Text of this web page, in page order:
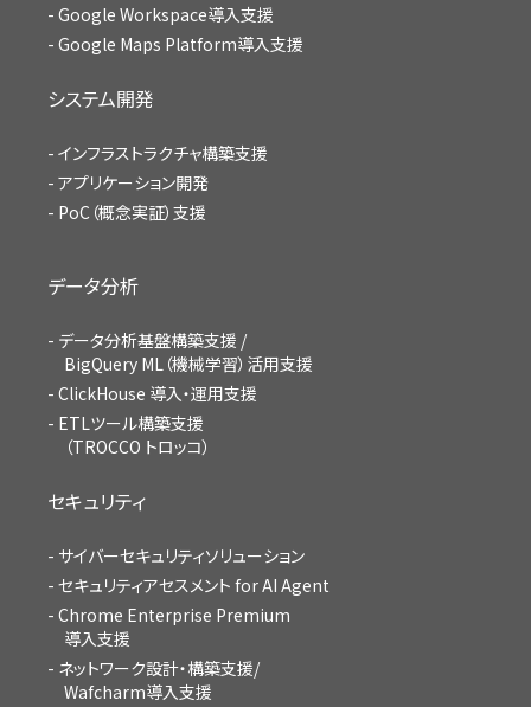
Google Workspace導入支援
Google Maps Platform導入支援
システム開発
インフラストラクチャ構築支援
アプリケーション開発
PoC（概念実証）支援
データ分析
データ分析基盤構築支援 /
BigQuery ML（機械学習）活用支援
ClickHouse 導入・運用支援
ETLツール構築支援
（TROCCO トロッコ）
セキュリティ
サイバーセキュリティソリューション
セキュリティアセスメント for AI Agent
Chrome Enterprise Premium
導入支援
ネットワーク設計・構築支援/
Wafcharm導入支援